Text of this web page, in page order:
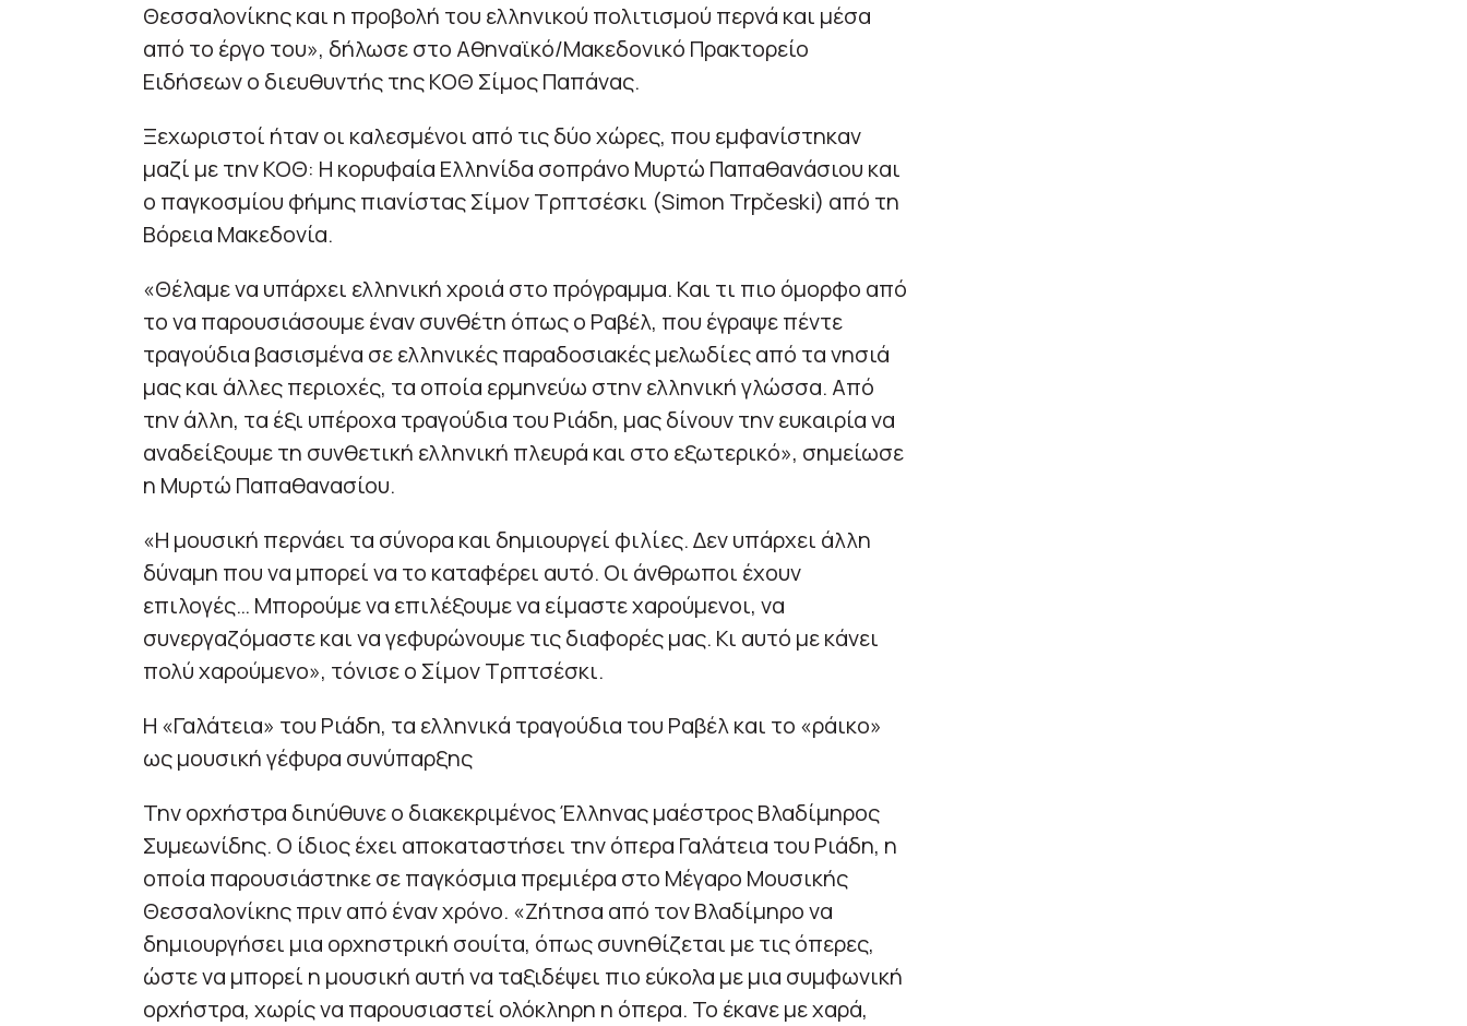
Θεσσαλονίκης και η προβολή του ελληνικού πολιτισμού περνά και μέσα
από το έργο του», δήλωσε στο Αθηναϊκό/Μακεδονικό Πρακτορείο
Ειδήσεων ο διευθυντής της ΚΟΘ Σίμος Παπάνας.
Ξεχωριστοί ήταν οι καλεσμένοι από τις δύο χώρες, που εμφανίστηκαν
μαζί με την ΚΟΘ: Η κορυφαία Ελληνίδα σοπράνο Μυρτώ Παπαθανάσιου και
ο παγκοσμίου φήμης πιανίστας Σίμον Τρπτσέσκι (Simon Trpčeski) από τη
Βόρεια Μακεδονία.
«Θέλαμε να υπάρχει ελληνική χροιά στο πρόγραμμα. Και τι πιο όμορφο από
το να παρουσιάσουμε έναν συνθέτη όπως ο Ραβέλ, που έγραψε πέντε
τραγούδια βασισμένα σε ελληνικές παραδοσιακές μελωδίες από τα νησιά
μας και άλλες περιοχές, τα οποία ερμηνεύω στην ελληνική γλώσσα. Από
την άλλη, τα έξι υπέροχα τραγούδια του Ριάδη, μας δίνουν την ευκαιρία να
αναδείξουμε τη συνθετική ελληνική πλευρά και στο εξωτερικό», σημείωσε
η Μυρτώ Παπαθανασίου.
«Η μουσική περνάει τα σύνορα και δημιουργεί φιλίες. Δεν υπάρχει άλλη
δύναμη που να μπορεί να το καταφέρει αυτό. Οι άνθρωποι έχουν
επιλογές… Μπορούμε να επιλέξουμε να είμαστε χαρούμενοι, να
συνεργαζόμαστε και να γεφυρώνουμε τις διαφορές μας. Κι αυτό με κάνει
πολύ χαρούμενο», τόνισε ο Σίμον Τρπτσέσκι.
Η «Γαλάτεια» του Ριάδη, τα ελληνικά τραγούδια του Ραβέλ και το «ράικο»
ως μουσική γέφυρα συνύπαρξης
Την ορχήστρα διηύθυνε ο διακεκριμένος Έλληνας μαέστρος Βλαδίμηρος
Συμεωνίδης. Ο ίδιος έχει αποκαταστήσει την όπερα Γαλάτεια του Ριάδη, η
οποία παρουσιάστηκε σε παγκόσμια πρεμιέρα στο Μέγαρο Μουσικής
Θεσσαλονίκης πριν από έναν χρόνο. «Ζήτησα από τον Βλαδίμηρο να
δημιουργήσει μια ορχηστρική σουίτα, όπως συνηθίζεται με τις όπερες,
ώστε να μπορεί η μουσική αυτή να ταξιδέψει πιο εύκολα με μια συμφωνική
ορχήστρα, χωρίς να παρουσιαστεί ολόκληρη η όπερα. Το έκανε με χαρά,